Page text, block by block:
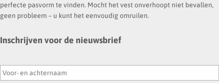
perfecte pasvorm te vinden. Mocht het vest onverhoopt niet bevallen,
geen probleem – u kunt het eenvoudig omruilen.
Inschrijven voor de nieuwsbrief